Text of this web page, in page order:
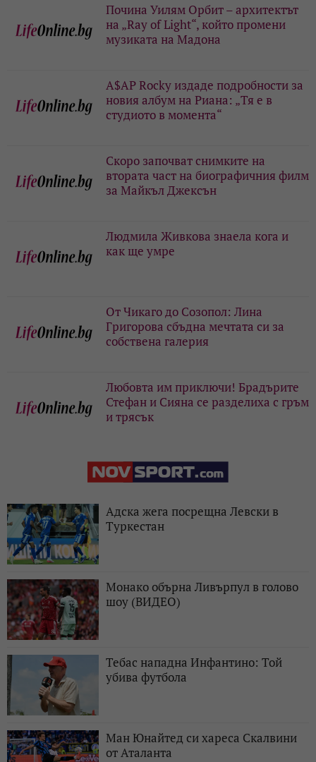
Почина Уилям Орбит – архитектът
на „Ray of Light“, който промени
музиката на Мадона
A$AP Rocky издаде подробности за
новия албум на Риана: „Тя е в
студиото в момента“
Скоро започват снимките на
втората част на биографичния филм
за Майкъл Джексън
Людмила Живкова знаела кога и
как ще умре
От Чикаго до Созопол: Лина
Григорова сбъдна мечтата си за
собствена галерия
Любовта им приключи! Брадърите
Стефан и Сияна се разделиха с гръм
и трясък
Адска жега посрещна Левски в
Туркестан
Монако обърна Ливърпул в голово
шоу (ВИДЕО)
Тебас нападна Инфантино: Той
убива футбола
Ман Юнайтед си хареса Скалвини
от Аталанта